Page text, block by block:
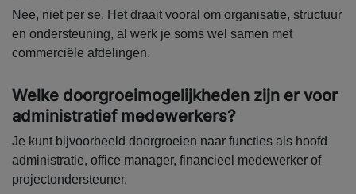
Nee, niet per se. Het draait vooral om organisatie, structuur
en ondersteuning, al werk je soms wel samen met
commerciële afdelingen.
Welke doorgroeimogelijkheden zijn er voor
administratief medewerkers?
Je kunt bijvoorbeeld doorgroeien naar functies als hoofd
administratie, office manager, financieel medewerker of
projectondersteuner.